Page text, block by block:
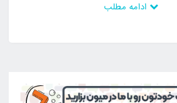
است تا از آسیب و خرابی در امان بمانند.
داد و از داشتن آن لذت برد. چنانچه قصد